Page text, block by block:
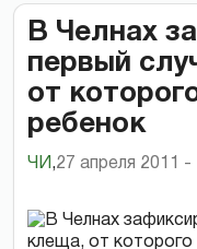
В Челнах
первый
от
ребенок
ЧИ ,27 апреля 2011 -